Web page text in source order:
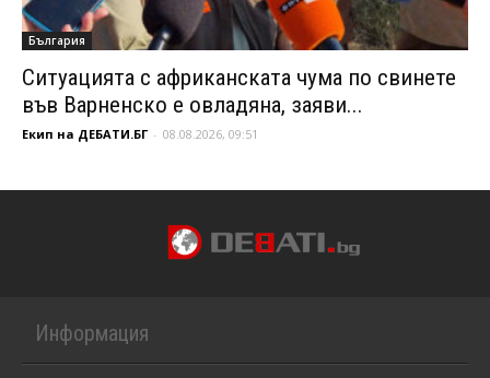
България
Ситуацията с африканската чума по свинете
във Варненско е овладяна, заяви...
Екип на ДЕБАТИ.БГ - 08.08.2026, 09:51
Информация